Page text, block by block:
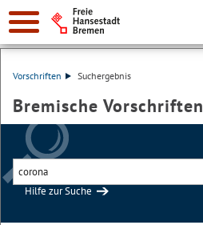
Vorschriften Suchergebnis
Bremische Vorschriften
Hilfe zur Suche